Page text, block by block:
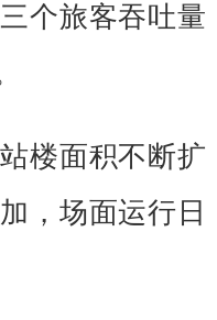
个旅客吞吐量
面积不断扩
，场面运行日